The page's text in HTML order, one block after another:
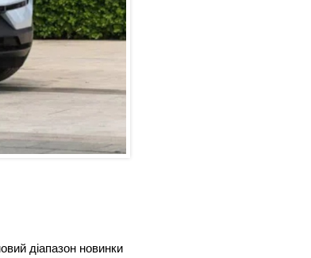
діапазон новинки